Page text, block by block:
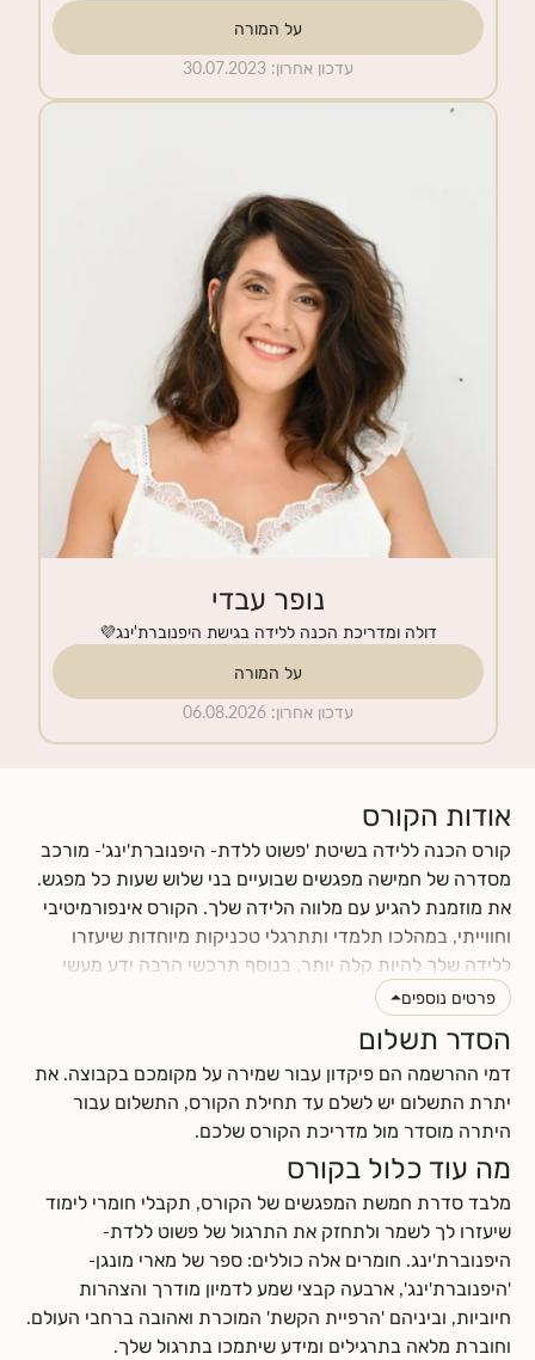
על המורה
עדכון אחרון:
30.07.2023
נופר עבדי
דולה ומדריכת הכנה ללידה בגישת היפנוברת'ינג💜
על המורה
עדכון אחרון:
06.08.2026
אודות הקורס
קורס הכנה ללידה בשיטת 'פשוט ללדת- היפנוברת'ינג'- מורכב
מסדרה של חמישה מפגשים שבועיים בני שלוש שעות כל מפגש.
את מוזמנת להגיע עם מלווה הלידה שלך. הקורס אינפורמיטיבי
וחווייתי, במהלכו תלמדי ותתרגלי טכניקות מיוחדות שיעזרו
ללידה שלך להיות קלה יותר. בנוסף תרכשי הרבה ידע מעשי
וטיפים לתקופת ההריון והלידה. תינתן לך ההזדמנות לעבור
תהליך מהנה של הבאת מודעות עצמית לגוף ולנפש שלך, תגלי
כמה הם מושפעים אחד מהשני, וכמה הם יכולים לתרום ולתמוך
בלידה עדינה כאשר לומדים להרפות אותם. את ומלווה הלידה
שלך תרכשו ידע ותפתחו כישורי תקשורת אחד עם השנייה, עם
התינוק.ת שלכם ועם הצוות הרפואי.
לחצי כאןלקרוא עוד על תוכן הקורס
לחציכאןלמצוא מידע על החזרי ביטוח
פרטים נוספים
הסדר תשלום
דמי ההרשמה הם פיקדון עבור שמירה על מקומכם בקבוצה. את
יתרת התשלום יש לשלם עד תחילת הקורס, התשלום עבור
היתרה מוסדר מול מדריכת הקורס שלכם.
מה עוד כלול בקורס
מלבד סדרת חמשת המפגשים של הקורס, תקבלי חומרי לימוד
שיעזרו לך לשמר ולתחזק את התרגול של פשוט ללדת-
היפנוברת'ינג. חומרים אלה כוללים: ספר של מארי מונגן-
'היפנוברת'ינג', ארבעה קבצי שמע לדמיון מודרך והצהרות
חיוביות, וביניהם 'הרפיית הקשת' המוכרת ואהובה ברחבי העולם.
וחוברת מלאה בתרגילים ומידע שיתמכו בתרגול שלך.